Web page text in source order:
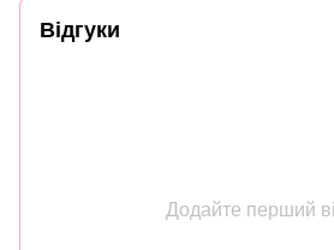
Відгуки
Додайте перший